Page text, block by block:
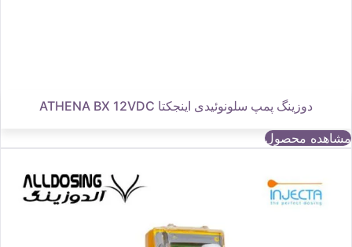
دوزینگ پمپ سلونوئیدی اینجکتا ATHENA BX 12VDC
مشاهده محصول